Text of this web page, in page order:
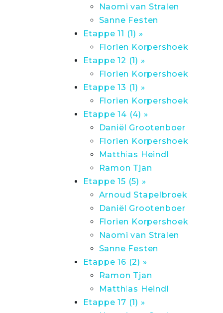
Naomi van Stralen
Sanne Festen
Etappe 11 (1) »
Florien Korpershoek
Etappe 12 (1) »
Florien Korpershoek
Etappe 13 (1) »
Florien Korpershoek
Etappe 14 (4) »
Daniël Grootenboer
Florien Korpershoek
Matthias Heindl
Ramon Tjan
Etappe 15 (5) »
Arnoud Stapelbroek
Daniël Grootenboer
Florien Korpershoek
Naomi van Stralen
Sanne Festen
Etappe 16 (2) »
Ramon Tjan
Matthias Heindl
Etappe 17 (1) »